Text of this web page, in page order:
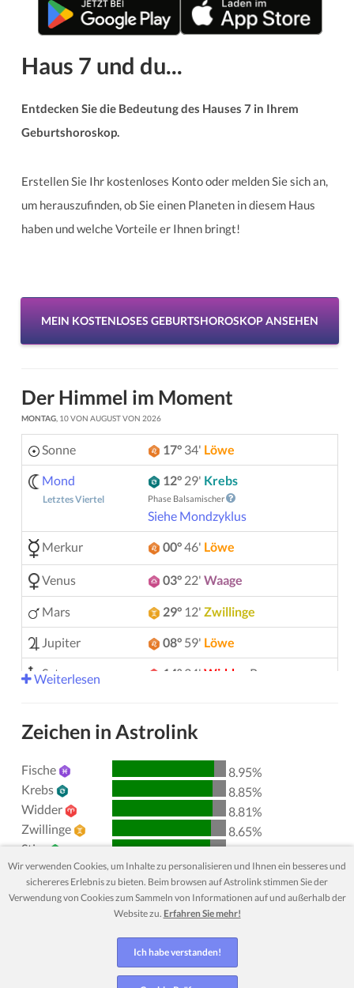
Haus 7 und du...
Entdecken Sie die Bedeutung des Hauses 7 in Ihrem
Geburtshoroskop.
Erstellen Sie Ihr kostenloses Konto oder melden Sie sich an,
um herauszufinden, ob Sie einen Planeten in diesem Haus
haben und welche Vorteile er Ihnen bringt!
MEIN KOSTENLOSES GEBURTSHOROSKOP ANSEHEN
Der Himmel im Moment
MONTAG , 10 VON AUGUST VON 2026
Sonne 17° 34' Löwe
Mond
Letztes Viertel
12° 29' Krebs
Phase Balsamischer
Siehe Mondzyklus
Merkur 00°46' Löwe
Venus 03° 22' Waage
Mars 29° 12' Zwillinge
Jupiter 08° 59' Löwe
Saturn 14° 34' Widder R
Neptun 04° 07'
Pluto Wassermann
Chiron 00°50'StierR
Lilith 26°01'Schütze
Nordknoten 29°49'WassermannR
Aktive Aspekte
Saturn
Quadratur Saturn
Weiterlesen
Zeichen in Astrolink
Fische
8.95%
Krebs
8.85%
Widder
8.81%
Zwillinge
8.65%
Stier
Löwe
8.27%
Wassermann
8.27%
Jungfrau
8.24%
7.82%
Wir verwenden Cookies, um Inhalte zu personalisieren und Ihnen ein besseres und
sichereres Erlebnis zu bieten. Beim browsen auf Astrolink stimmen Sie der
Verwendung von Cookies zum Sammeln von Informationen auf und außerhalb der
Website zu. Erfahren Sie mehr!
Ich habe verstanden!